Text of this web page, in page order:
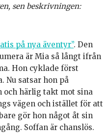
sen beskrivningen:
på nya äventyr”. Den
är Mia så långt ifrån
Hon cyklade först
Nu satsar hon på
och härlig takt mot sina
vägen och istället för att
gör hon något åt sin
Soffan är chanslös.